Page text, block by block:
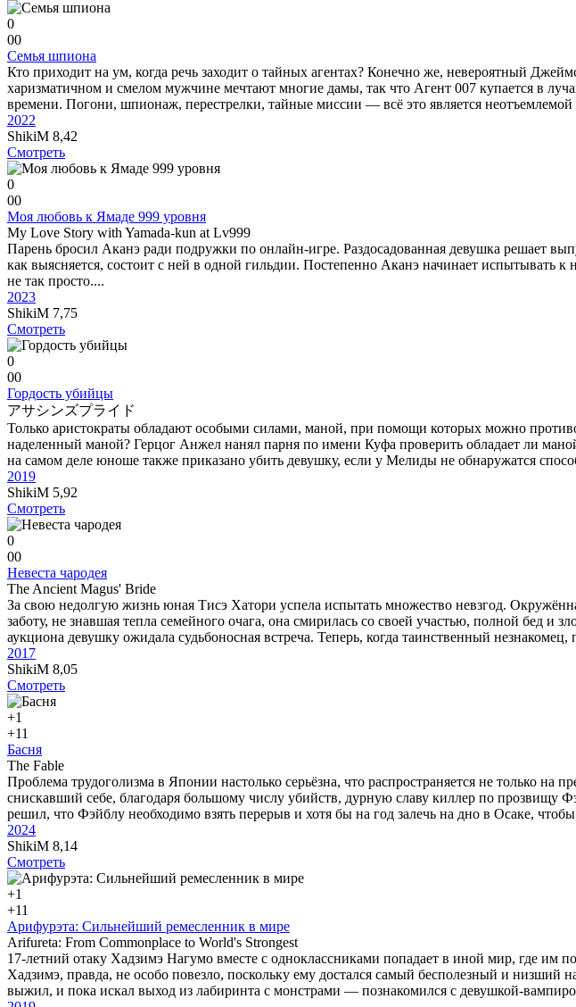
0
00
Семья шпиона
Кто приходит на ум, когда речь заходит о тайных агентах? Конечно же, невероятный
харизматичном и смелом мужчине мечтают многие дамы, так что Агент 007 купается в
времени. Погони, шпионаж, перестрелки, тайные миссии — всё это является
2022
ShikiM 8,42
Смотреть
0
00
Моя любовь к Ямаде 999 уровня
My Love Story with Yamada-kun at Lv999
Парень бросил Аканэ ради подружки по онлайн-игре. Раздосадованная девушка решает
как выясняется, состоит с ней в одной гильдии. Постепенно Аканэ начинает испытывать
не так просто....
2023
ShikiM 7,75
Смотреть
0
00
Гордость убийцы
アサシンズプライド
Только аристократы обладают особыми силами, маной, при помощи которых можно
наделенный маной? Герцог Анжел нанял парня по имени Куфа проверить обладает ли
на самом деле юноше также приказано убить девушку, если у Мелиды не обнаружатся
2019
ShikiM 5,92
Смотреть
0
00
Невеста чародея
The Ancient Magus' Bride
За свою недолгую жизнь юная Тисэ Хатори успела испытать множество невзгод.
заботу, не знавшая тепла семейного очага, она смирилась со своей участью, полной бед и
аукциона девушку ожидала судьбоносная встреча. Теперь, когда таинственный
2017
ShikiM 8,05
Смотреть
+1
+11
Басня
The Fable
Проблема трудоголизма в Японии настолько серьёзна, что распространяется не только
снискавший себе, благодаря большому числу убийств, дурную славу киллер по
решил, что Фэйблу необходимо взять перерыв и хотя бы на год залечь на дно в Осаке,
2024
ShikiM 8,14
Смотреть
+1
+11
Арифурэта: Сильнейший ремесленник в мире
Arifureta: From Commonplace to World's Strongest
17-летний отаку Хадзимэ Нагумо вместе с одноклассниками попадает в иной мир, где
Хадзимэ, правда, не особо повезло, поскольку ему достался самый бесполезный и низший
выжил, и пока искал выход из лабиринта с монстрами — познакомился с девушкой-